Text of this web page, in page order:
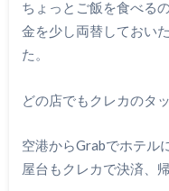
ちょっとご飯を食べる
金を少し両替しておい
た。
どの店でもクレカのタ
空港からGrabでホテル
屋台もクレカで決済、